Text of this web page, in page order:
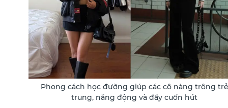
Phong cách học đường giúp các cô nàng trông trẻ
trung, năng động và đầy cuốn hút